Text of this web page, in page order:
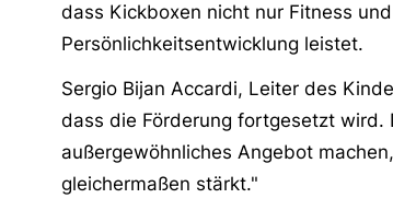
dass Kickboxen nicht nur Fitness
Persönlichkeitsentwicklung leistet.
Sergio Bijan Accardi, Leiter des
dass die Förderung fortgesetzt wird.
außergewöhnliches Angebot
gleichermaßen stärkt."